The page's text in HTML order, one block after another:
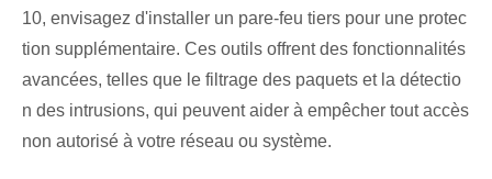
10, envisagez d'installer un pare-feu tiers pour une protec
tion supplémentaire. Ces outils offrent des fonctionnalités
avancées, telles que le filtrage des paquets et la détectio
n des intrusions, qui peuvent aider à empêcher tout accès
non autorisé à votre réseau ou système.